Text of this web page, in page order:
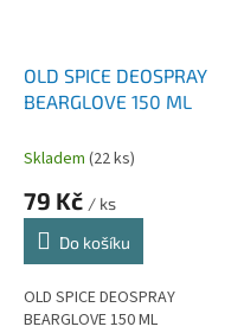
OLD SPICE DEOSPRAY
BEARGLOVE 150 ML
Skladem (22 ks)
79 Kč / ks
Do košíku
OLD SPICE DEOSPRAY
BEARGLOVE 150 ML